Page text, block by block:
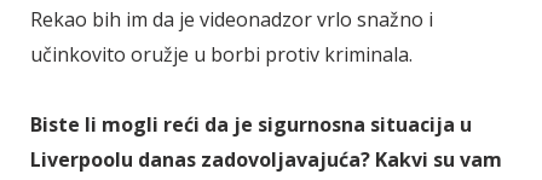
Rekao bih im da je videonadzor vrlo snažno i
učinkovito oružje u borbi protiv kriminala.
Biste li mogli reći da je sigurnosna situacija u
Liverpoolu danas zadovoljavajuća? Kakvi su vam